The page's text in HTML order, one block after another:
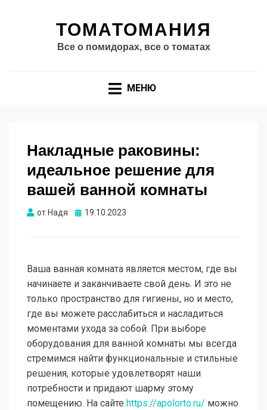
ТОМАТОМАНИЯ
Все о помидорах, все о томатах
МЕНЮ
Накладные раковины:
идеальное решение для
вашей ванной комнаты
от Надя Опубликовано
19.10.2023
Ваша ванная комната является местом, где вы
начинаете и заканчиваете свой день. И это не
только пространство для гигиены, но и место,
где вы можете расслабиться и насладиться
моментами ухода за собой. При выборе
оборудования для ванной комнаты мы всегда
стремимся найти функциональные и стильные
решения, которые удовлетворят наши
потребности и придают шарму этому
помещению. На сайте https://apolorto.ru/ можно